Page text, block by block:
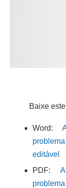
Baixe este
Word:
editável
PDF: